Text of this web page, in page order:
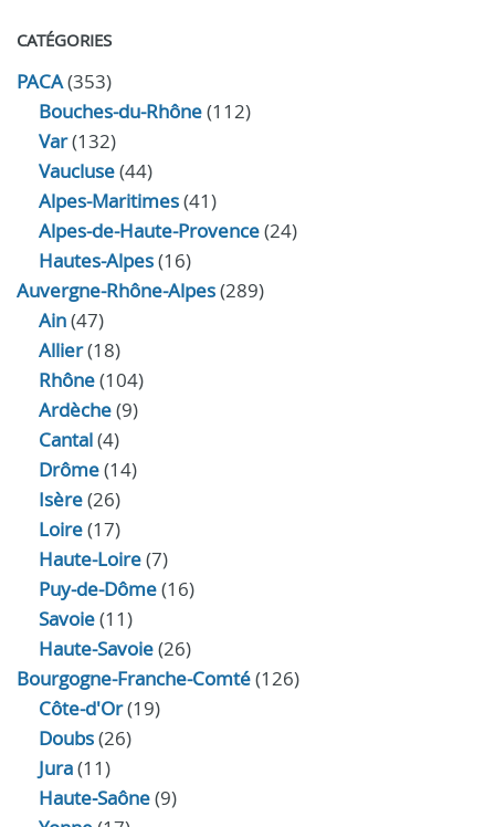
CATÉGORIES
PACA(353)
Bouches-du-Rhône(112)
Var(132)
Vaucluse(44)
Alpes-Maritimes(41)
Alpes-de-Haute-Provence(24)
Hautes-Alpes(16)
Auvergne-Rhône-Alpes(289)
Ain(47)
Allier(18)
Rhône(104)
Ardèche(9)
Cantal(4)
Drôme(14)
Isère(26)
Loire(17)
Haute-Loire(7)
Puy-de-Dôme(16)
Savoie(11)
Haute-Savoie(26)
Bourgogne-Franche-Comté(126)
Côte-d'Or(19)
Doubs(26)
Jura(11)
Haute‑Saône(9)